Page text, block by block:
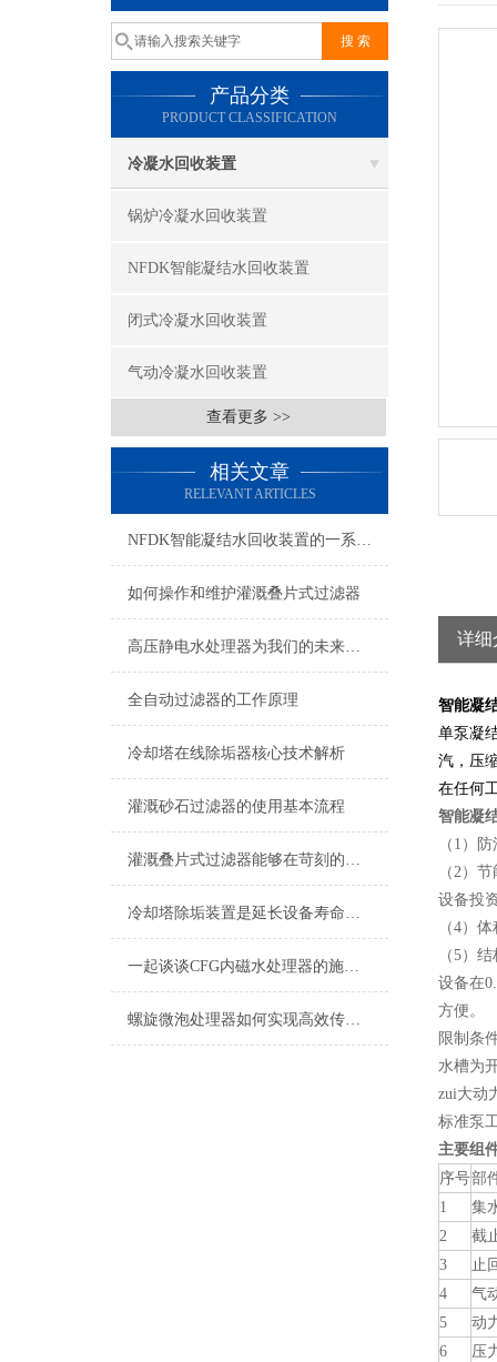
产品分类
PRODUCT CLASSIFICATION
冷凝水回收装置
锅炉冷凝水回收装置
NFDK智能凝结水回收装置
闭式冷凝水回收装置
气动冷凝水回收装置
查看更多 >>
相关文章
RELEVANT ARTICLES
NFDK智能凝结水回收装置的一系列注意要点
如何操作和维护灌溉叠片式过滤器
高压静电水处理器为我们的未来提供更清洁、可持续的水资源
全自动过滤器的工作原理
冷却塔在线除垢器核心技术解析
灌溉砂石过滤器的使用基本流程
灌溉叠片式过滤器能够在苛刻的使用条件下精确稳定地工作
冷却塔除垢装置是延长设备寿命的关键保障
一起谈谈CFG内磁水处理器的施工安装
螺旋微泡处理器如何实现高效传质与反应加速？
详细
智能凝
单泵凝
汽，压
在任何
智能凝
（1）
（2）
设备投
（4）
（5）
设备在
方便。
限制条
水槽为
zui大动
标准泵
主要组
序号部
1
集
2
截
3
止
4
气
5
动
6
压